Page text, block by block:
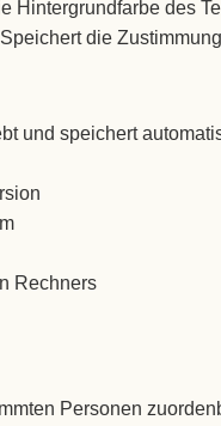
Hintergrundfarbe des
die
und speichert
Rechners
Personen